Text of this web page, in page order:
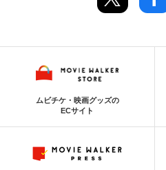
ムビチケ・映画グッズの
ECサイト